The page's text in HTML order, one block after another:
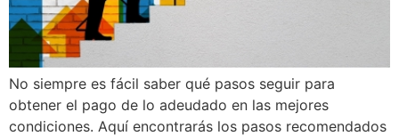
No siempre es fácil saber qué pasos seguir para
obtener el pago de lo adeudado en las mejores
condiciones. Aquí encontrarás los pasos recomendados